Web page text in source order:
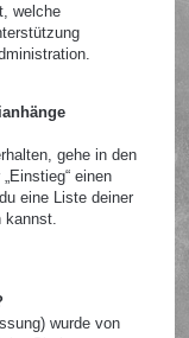
welche
gehe in den
einen
eine Liste deiner
kannst.
wurde von